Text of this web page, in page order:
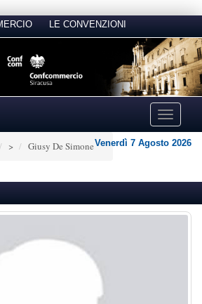
LE CONVENZIONI
Toggle
> Giusy De SimoneVenerdì 7 Agosto 2026